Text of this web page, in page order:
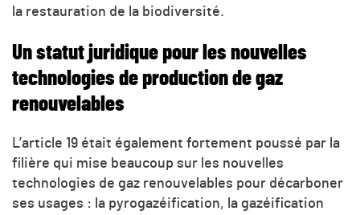
la restauration de la biodiversité.
Un statut juridique pour les nouvelles
technologies de production de gaz
renouvelables
L’article 19 était également fortement poussé par la
filière qui mise beaucoup sur les nouvelles
technologies de gaz renouvelables pour décarboner
ses usages : la pyrogazéification, la gazéification